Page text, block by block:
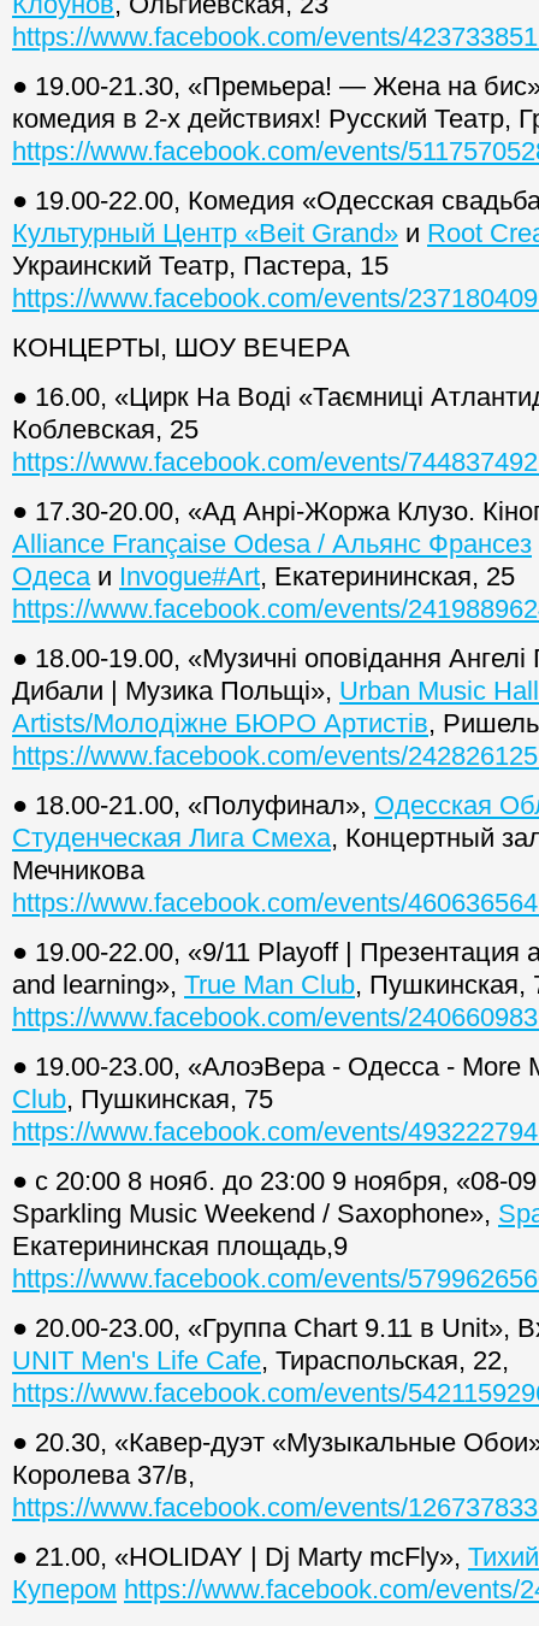
https://www.facebook.com/events/
● 19.00-21.30, «Премьера! — Жена на
комедия в 2-х действиях! Русский Театр,
https://www.facebook.com/events/
● 19.00-22.00, Комедия «Одесская
Культурный Центр «Beit Grand» и Root
Украинский Театр, Пастера, 15
https://www.facebook.com/events/
КОНЦЕРТЫ, ШОУ ВЕЧЕРА
● 16.00, «Цирк На Воді «Таємниці
Коблевская, 25
https://www.facebook.com/events/
● 17.30-20.00, «Ад Анрі-Жоржа Клузо.
Alliance Française Odesa / Альянс Франсез
Одесаи Invogue#Art, Екатерининская, 25
https://www.facebook.com/events/
● 18.00-19.00, «Музичні оповідання
Дибали | Музика Польщі», Urban Music Hall
Artists/Молодіжне БЮРО Артистів,
https://www.facebook.com/events/
● 18.00-21.00, «Полуфинал», Одесская
Студенческая Лига Смеха, Концертный
Мечникова
https://www.facebook.com/events/
● 19.00-22.00, «9/11 Playoff | Презентация
and learning», True Man Club, Пушкинская,
https://www.facebook.com/events/
● 19.00-23.00, «АлоэВера - Одесса - More
Club, Пушкинская, 75
https://www.facebook.com/events/
● с 20:00 8 нояб. до 23:00 9 ноября, «08-
Sparkling Music Weekend / Saxophone»,
Екатерининская площадь,9
https://www.facebook.com/events/
● 20.00-23.00, «Группа Chart 9.11 в Unit»,
UNIT Men's Life Cafe, Тираспольская, 22,
https://www.facebook.com/events/
● 20.30, «Кавер-дуэт «Музыкальные
Королева 37/в,
https://www.facebook.com/events/
● 21.00, «HOLIDAY | Dj Marty mcFly»,
Купером https://www.facebook.com/events/